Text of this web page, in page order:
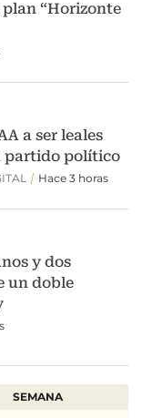
SEMANA